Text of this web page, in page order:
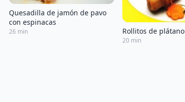
Quesadilla de jamón de pavo
con espinacas
26 min Rollitos de plátano
20 min